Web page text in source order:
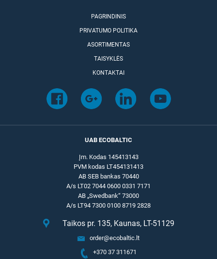
PAGRINDINIS
PRIVATUMO POLITIKA
ASORTIMENTAS
TAISYKLĖS
KONTAKTAI
UAB ECOBALTIC
Įm. Kodas 145413143
PVM kodas LT454131413
AB SEB bankas 70440
A/s LT02 7044 0600 0331 7171
AB „Swedbank“ 73000
A/s LT94 7300 0100 8719 2828
Taikos pr. 135, Kaunas, LT-51129
order@ecobaltic.lt
+370 37 311671